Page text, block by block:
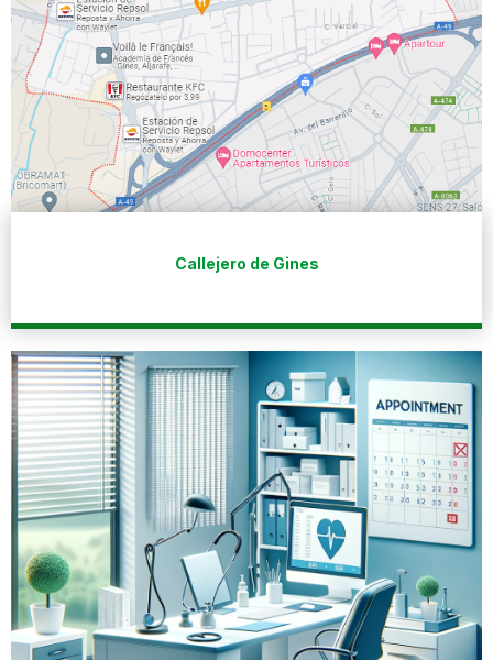
Callejero de Gines